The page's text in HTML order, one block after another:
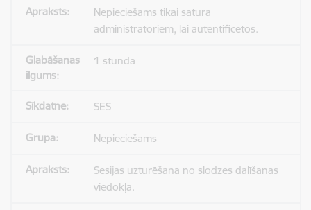
Nepieciešams tikai satura
administratoriem, lai autentificētos.
1 stunda
SES
Nepieciešams
Sesijas uzturēšana no slodzes dalīšanas
viedokļa.